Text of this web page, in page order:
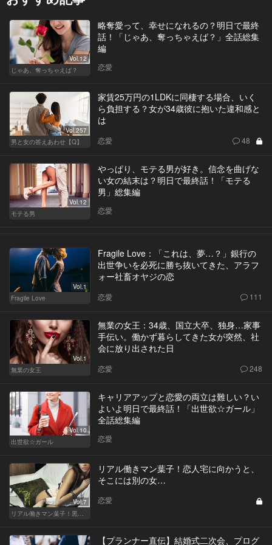
Vol.12
じゃあ、奪っちゃえば？
略奪愛って、幸せになれるの？明日で最終
話！「じゃあ、奪っちゃえば？」全話総集
編
恋愛
Vol.257
男と女の答えあわせ【Q】
家賃25万円の1LDKに同棲する場合、いく
ら負担する？女が34歳彼に抱いた違和感と
は
恋愛 48
Vol.12
モテる男
やっぱり、モテる男が好き。信念を曲げな
い女の結末は？明日で最終話！「モテる
男」総集編
恋愛
Vol.1
Fragile Love
Fragile Love：「これは、夢…？」銀行の
出世争いを必死に勝ち抜いてきた、アラフ
ォー社畜オヤジの恋
恋愛 111
Vol.1
無業の女王
無業の女王：34歳、国立大卒、独身…家事
手伝い。働かず暮らしてきた女が突然、社
会に放り出された日
恋愛 248
Vol.10
出世欲☆ガール
キャリアアップと恋愛の両立は難しい？い
よいよ明日で最終話！「出世欲☆ガール」
全話総集編
恋愛
Vol.7
リアル働きマン葉子！黒革の編集手帳 written by 内埜さくら
リアル働きマン葉子！恋人宅に向かうと、
そこには別の女…
恋愛
【プランナー直伝】結婚式二次会、プログ